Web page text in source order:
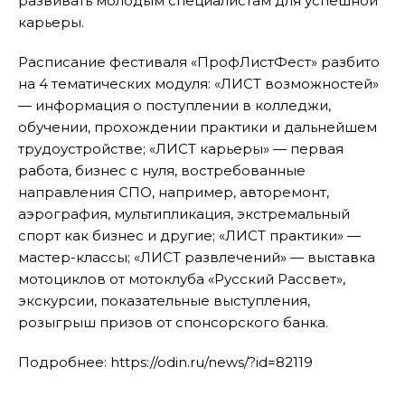
карьеры.
Расписание фестиваля «ПрофЛистФест» разбито
на 4 тематических модуля: «ЛИСТ возможностей»
— информация о поступлении в колледжи,
обучении, прохождении практики и дальнейшем
трудоустройстве; «ЛИСТ карьеры» — первая
работа, бизнес с нуля, востребованные
направления СПО, например, авторемонт,
аэрография, мультипликация, экстремальный
спорт как бизнес и другие; «ЛИСТ практики» —
мастер-классы; «ЛИСТ развлечений» — выставка
мотоциклов от мотоклуба «Русский Рассвет»,
экскурсии, показательные выступления,
розыгрыш призов от спонсорского банка.
Подробнее: https://odin.ru/news/?id=82119